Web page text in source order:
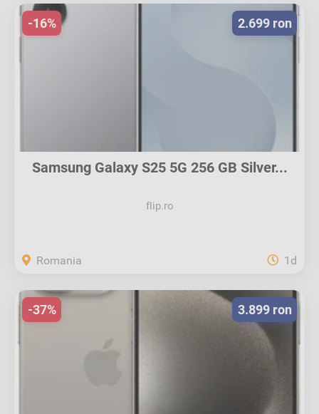
Samsung Galaxy S25 5G 256 GB Silver...
flip.ro
2.699 ron
-16%
Romania 1d
3.899 ron
-37%